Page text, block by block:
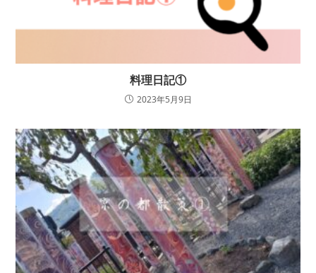
料理日記①
2023年5月9日